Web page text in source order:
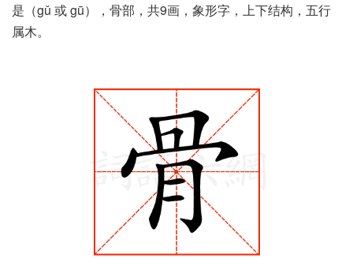
是（gǔ 或 gū），骨部，共9画，象形字，上下结构，五行
属木。